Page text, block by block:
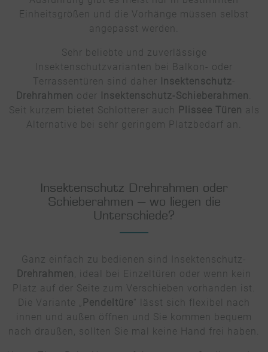
Einheitsgrößen und die Vorhänge müssen selbst
angepasst werden.
Sehr beliebte und zuverlässige
Insektenschutzvarianten bei Balkon- oder
Terrassentüren sind daher
Insektenschutz-
Drehrahmen oder Insektenschutz-Schieberahmen
Seit kurzem bietet Schlotterer auch Plissee Türen als
Alternative bei sehr geringem Platzbedarf an.
Insektenschutz Drehrahmen oder
Schieberahmen – wo liegen die
Unterschiede?
Ganz einfach zu bedienen sind Insektenschutz-
Drehrahmen, ideal bei Einzeltüren oder wenn kein
Platz auf der Seite zum Verschieben vorhanden ist.
Die Variante „ Pendeltüre“ lässt sich flexibel nach
innen und außen öffnen und Sie kommen bequem
nach draußen, sollten Sie mal keine Hand frei haben.